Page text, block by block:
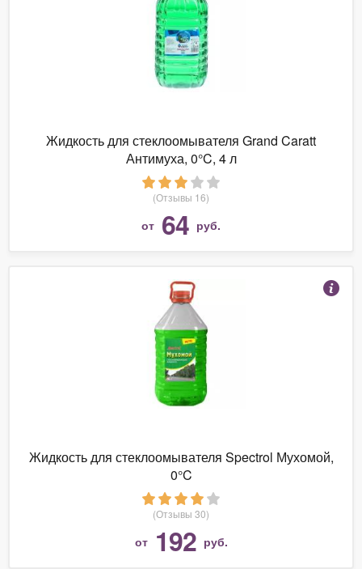
Жидкость для стеклоомывателя Grand Caratt
Антимуха, 0°C, 4 л
(Отзывы 16)
от 64 руб.
Жидкость для стеклоомывателя Spectrol Мухомой,
0°C
(Отзывы 30)
от 192 руб.